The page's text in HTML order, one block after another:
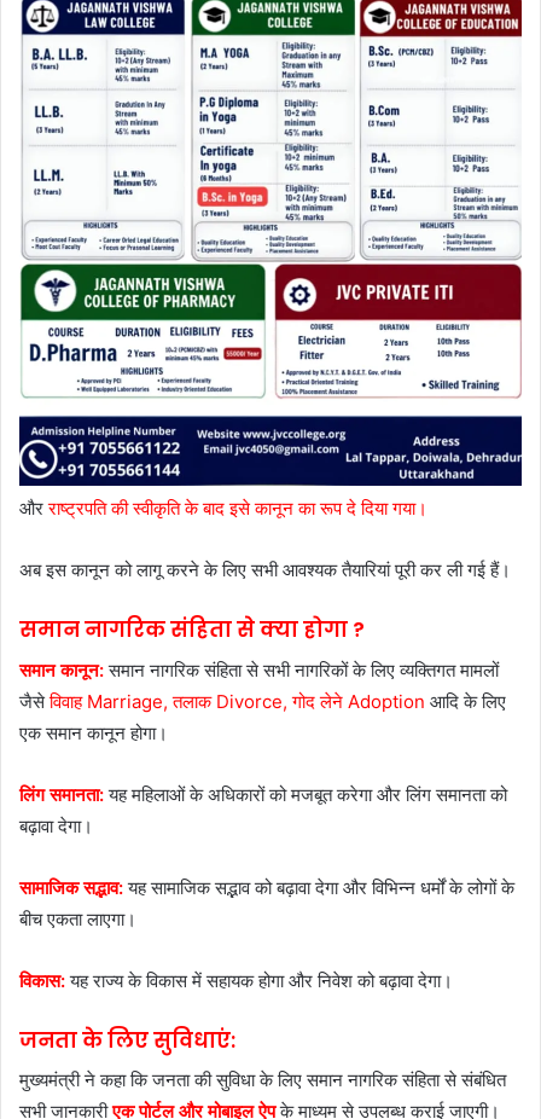
औरराष्ट्रपति की स्वीकृति के बाद इसे कानून का रूप दे दिया गया।
अब इस कानून को लागू करने के लिए सभी आवश्यक तैयारियां पूरी कर ली गई हैं।
समान नागरिक संहिता से क्या होगा ?
समान कानून: समान नागरिक संहिता से सभी नागरिकों के लिए व्यक्तिगत मामलों
जैसेविवाह Marriage, तलाक Divorce, गोद लेने Adoption आदि के लिए
एक समान कानून होगा।
लिंग समानता:यह महिलाओं के अधिकारों को मजबूत करेगा और लिंग समानता को
बढ़ावा देगा।
सामाजिक सद्भाव: यह सामाजिक सद्भाव को बढ़ावा देगा और विभिन्न धर्मों के लोगों के
बीच एकता लाएगा।
विकास:यह राज्य के विकास में सहायक होगा और निवेश को बढ़ावा देगा।
जनता के लिए सुविधाएं:
मुख्यमंत्री ने कहा कि जनता की सुविधा के लिए समान नागरिक संहिता से संबंधित
सभी जानकारीएक पोर्टल और मोबाइल ऐप के माध्यम से उपलब्ध कराई जाएगी।